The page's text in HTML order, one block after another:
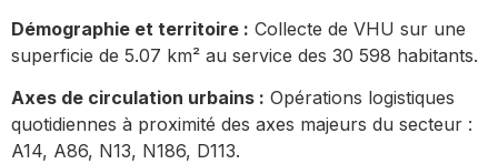
Démographie et territoire : Collecte de VHU sur une
superficie de 5.07 km² au service des 30 598 habitants.
Axes de circulation urbains : Opérations logistiques
quotidiennes à proximité des axes majeurs du secteur :
A14, A86, N13, N186, D113.